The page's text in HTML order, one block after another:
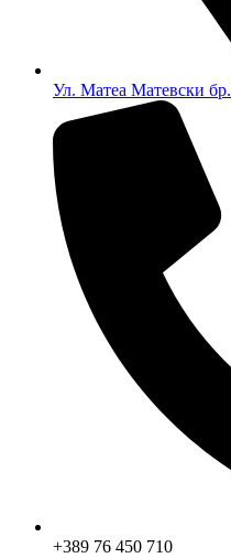
Ул. Матеа Матевски
+389 76 450 710